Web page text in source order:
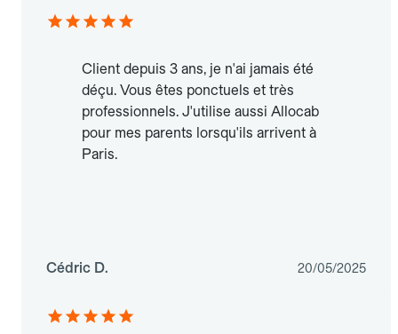
Client depuis 3 ans, je n'ai jamais été
déçu. Vous êtes ponctuels et très
professionnels. J'utilise aussi Allocab
pour mes parents lorsqu'ils arrivent à
Paris.
Cédric D. 20/05/2025